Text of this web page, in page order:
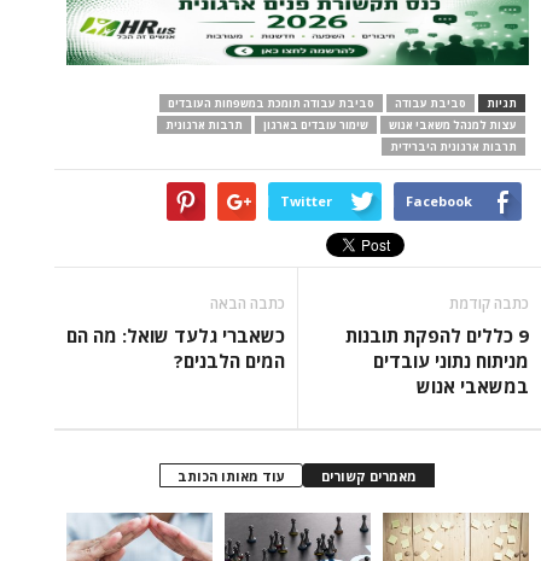
תגיות סביבת עבודה
סביבת עבודה תומכת במשפחות העובדים
עצות למנהל משאבי אנוש
שימור עובדים בארגון
תרבות ארגונית
תרבות ארגונית היברידית
Facebook
Twitter
כתבה קודמת
9 כללים להפקת תובנות
מניתוח נתוני עובדים
במשאבי אנוש
כתבה הבאה
כשאברי גלעד שואל: מה הם
המים הלבנים?
מאמרים קשורים עוד מאותו הכותב